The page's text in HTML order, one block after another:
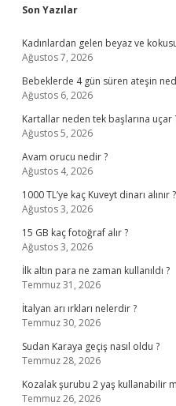
Sidebar
Son Yazılar
Kadınlardan gelen beyaz ve
Ağustos 7, 2026
Bebeklerde 4 gün süren ateşin
Ağustos 6, 2026
Kartallar neden tek başlarına uçar
Ağustos 5, 2026
Avam orucu nedir ?
Ağustos 4, 2026
1000 TL’ye kaç Kuveyt dinarı alınır ?
Ağustos 3, 2026
15 GB kaç fotoğraf alır ?
Ağustos 3, 2026
İlk altın para ne zaman kullanıldı ?
Temmuz 31, 2026
İtalyan arı ırkları nelerdir ?
Temmuz 30, 2026
Sudan Karaya geçiş nasıl oldu ?
Temmuz 28, 2026
Kozalak şurubu 2 yaş kullanabilir
Temmuz 26, 2026